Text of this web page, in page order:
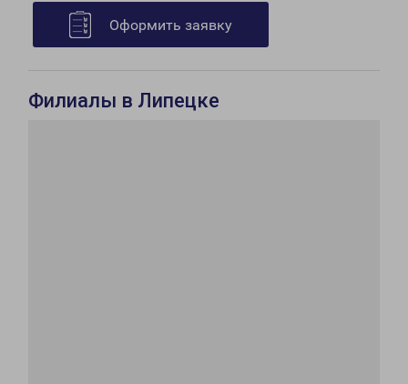
Оформить заявку
Филиалы в Липецке